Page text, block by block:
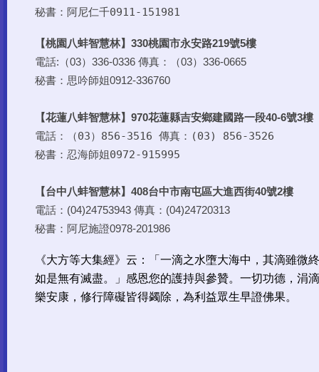
秘書：阿尼仁千0911-151981
【桃園 八蚌智慧林】330桃園市永安路219號5樓
電話:（03）336-0336 傳真：（03）336-0665
秘書：思吟師姐0912-336760
【花蓮八蚌智慧林】970花蓮縣吉安鄉建國路一段40-6號3樓
電話：（03）856-3516 傳真：(03) 856-3526
秘書：忍海師姐0972-915995
【台中八蚌智慧林】408台中市南屯區大進西街40號2樓
電話：(04)24753943 傳真：(04)24720313
秘書：阿尼施證0978-201986
《大方等大集經》云：「一滴之水墮大海中，其滴雖微
如是無有滅盡。」感恩您的護持與參贊。一切功德，涓
樂安康，修行障礙皆得蠲除，為利益眾生早證佛果。